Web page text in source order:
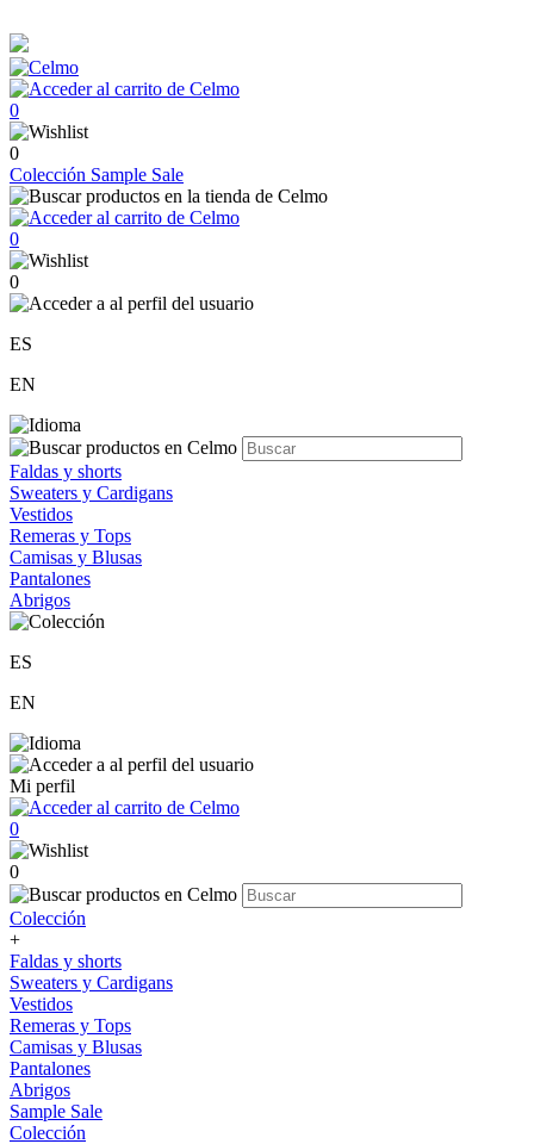
0
0
Colección Sample Sale
0
0
ES
EN
Faldas y shorts
Sweaters y Cardigans
Vestidos
Remeras y Tops
Camisas y Blusas
Pantalones
Abrigos
ES
EN
Mi perfil
0
0
Colección
+
Faldas y shorts
Sweaters y Cardigans
Vestidos
Remeras y Tops
Camisas y Blusas
Pantalones
Abrigos
Sample Sale
Colección